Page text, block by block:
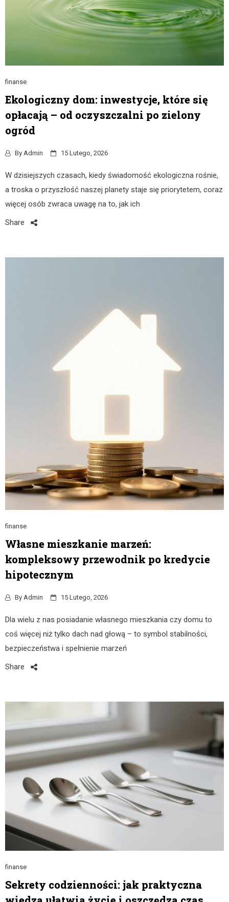
finanse
Ekologiczny dom: inwestycje, które się
opłacają – od oczyszczalni po zielony
ogród
By Admin 15 Lutego, 2026
W dzisiejszych czasach, kiedy świadomość ekologiczna rośnie,
a troska o przyszłość naszej planety staje się priorytetem, coraz
więcej osób zwraca uwagę na to, jak ich
Share
finanse
Własne mieszkanie marzeń:
kompleksowy przewodnik po kredycie
hipotecznym
By Admin 15 Lutego, 2026
Dla wielu z nas posiadanie własnego mieszkania czy domu to
coś więcej niż tylko dach nad głową – to symbol stabilności,
bezpieczeństwa i spełnienie marzeń
Share
finanse
Sekrety codzienności: jak praktyczna